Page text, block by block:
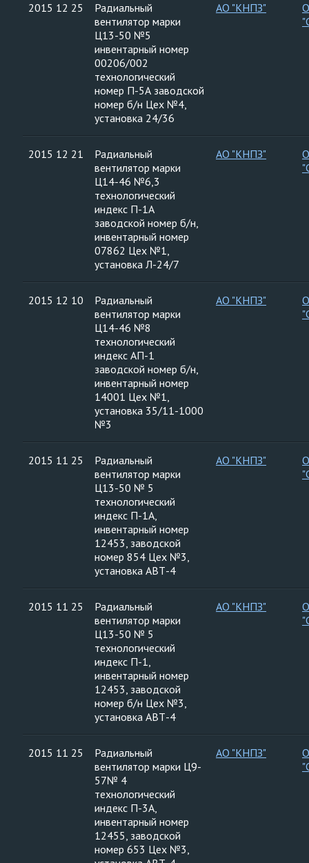
2015 12 25
Радиальный
вентилятор марки
Ц13-50 №5
инвентарный номер
00206/002
технологический
номер П-5А заводской
номер б/н Цех №4,
установка 24/36
АО "КНПЗ"
2015 12 21
Радиальный
вентилятор марки
Ц14-46 №6,3
технологический
индекс П-1А
заводской номер б/н,
инвентарный номер
07862 Цех №1,
установка Л-24/7
АО "КНПЗ"
2015 12 10
Радиальный
вентилятор марки
Ц14-46 №8
технологический
индекс АП-1
заводской номер б/н,
инвентарный номер
14001 Цех №1,
установка 35/11-1000
№3
АО "КНПЗ"
2015 11 25
Радиальный
вентилятор марки
Ц13-50 № 5
технологический
индекс П-1А,
инвентарный номер
12453, заводской
номер 854 Цех №3,
установка АВТ-4
АО "КНПЗ"
2015 11 25
Радиальный
вентилятор марки
Ц13-50 № 5
технологический
индекс П-1,
инвентарный номер
12453, заводской
номер б/н Цех №3,
установка АВТ-4
АО "КНПЗ"
2015 11 25
Радиальный
вентилятор марки Ц9-
57№ 4
технологический
индекс П-3А,
инвентарный номер
12455, заводской
номер 653 Цех №3,
АО "КНПЗ"